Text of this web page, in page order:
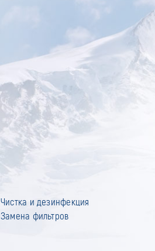
Чистка и дезинфекция
Замена фильтров